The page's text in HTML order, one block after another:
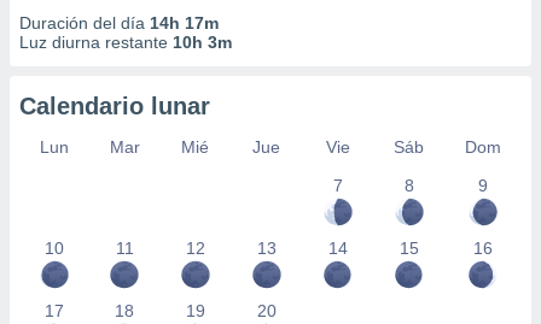
Duración del día 14h 17m
Luz diurna restante 10h 3m
Calendario lunar
Lun Mar Mié Jue Vie Sáb
Dom
7
8 9
10 11 12 13 14 15 16
17 18 19 20